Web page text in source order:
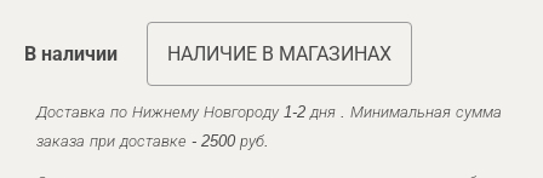
В наличии НАЛИЧИЕ В МАГАЗИНАХ
Доставка по Нижнему Новгороду 1-2 дня . Минимальная сумма
заказа при доставке - 2500 руб.